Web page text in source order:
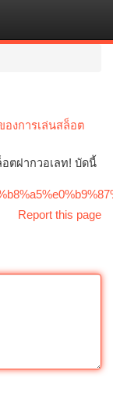
งการเล่นสล็อต
ตฝากวอเลท! บัดนี้
Report this page